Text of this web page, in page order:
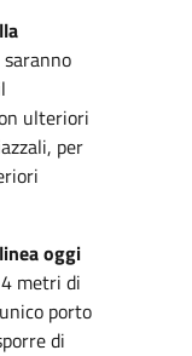
ulteriori
per
oggi
metri di
porto
di